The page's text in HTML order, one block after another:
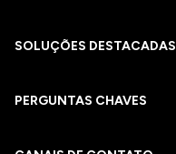
SOLUÇÕES DESTACADAS
PERGUNTAS CHAVES​